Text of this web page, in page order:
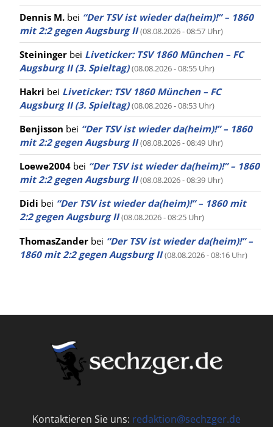
Dennis M. bei “Der TSV ist wieder da(heim)!” – 1860
mit 2:2 gegen Augsburg II (08.08.2026 - 08:57 Uhr)
Steininger bei Liveticker: TSV 1860 München – FC
Augsburg II (3. Spieltag) (08.08.2026 - 08:55 Uhr)
Hakri bei Liveticker: TSV 1860 München – FC
Augsburg II (3. Spieltag) (08.08.2026 - 08:53 Uhr)
Benjisson bei “Der TSV ist wieder da(heim)!” – 1860
mit 2:2 gegen Augsburg II (08.08.2026 - 08:49 Uhr)
Loewe2004 bei “Der TSV ist wieder da(heim)!” – 1860
mit 2:2 gegen Augsburg II (08.08.2026 - 08:39 Uhr)
Didi bei “Der TSV ist wieder da(heim)!” – 1860 mit
2:2 gegen Augsburg II (08.08.2026 - 08:25 Uhr)
ThomasZander bei “Der TSV ist wieder da(heim)!” –
1860 mit 2:2 gegen Augsburg II (08.08.2026 - 08:16 Uhr)
Kontaktieren Sie uns: redaktion@sechzger.de